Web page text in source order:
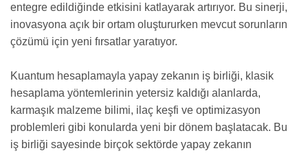
entegre edildiğinde etkisini katlayarak artırıyor. Bu sinerji,
inovasyona açık bir ortam oluştururken mevcut sorunların
çözümü için yeni fırsatlar yaratıyor.
Kuantum hesaplamayla yapay zekanın iş birliği, klasik
hesaplama yöntemlerinin yetersiz kaldığı alanlarda,
karmaşık malzeme bilimi, ilaç keşfi ve optimizasyon
problemleri gibi konularda yeni bir dönem başlatacak. Bu
iş birliği sayesinde birçok sektörde yapay zekanın